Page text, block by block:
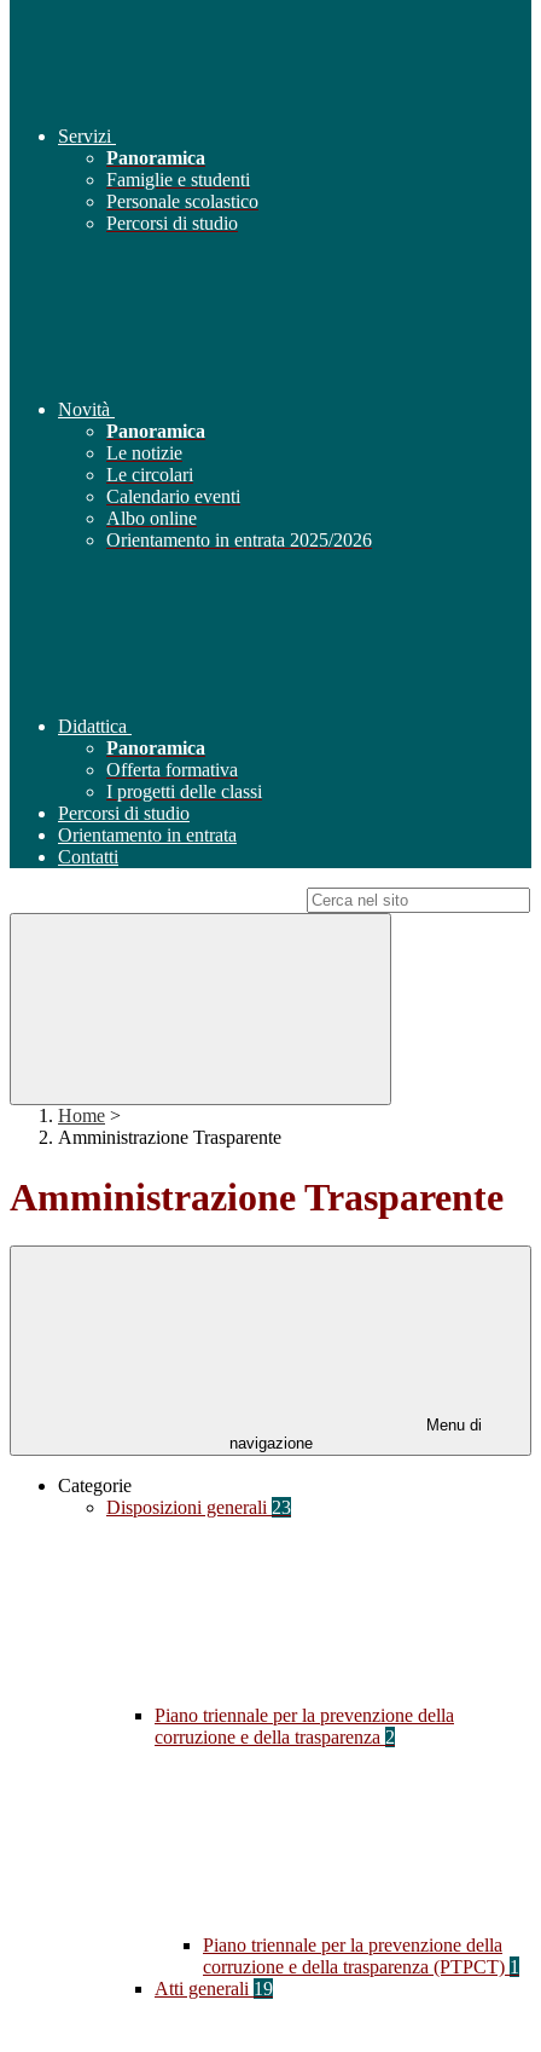
Servizi
Panoramica
Famiglie e studenti
Personale scolastico
Percorsi di studio
Novità
Panoramica
Le notizie
Le circolari
Calendario eventi
Albo online
Orientamento in entrata 2025/2026
Didattica
Panoramica
Offerta formativa
I progetti delle classi
Percorsi di studio
Orientamento in entrata
Contatti
Home >
Amministrazione Trasparente
Amministrazione Trasparente
Menu di
navigazione
Categorie
Disposizioni generali 23
Piano triennale per la prevenzione della
corruzione e della trasparenza 2
Piano triennale per la prevenzione della
corruzione e della trasparenza (PTPCT) 1
Atti generali 19